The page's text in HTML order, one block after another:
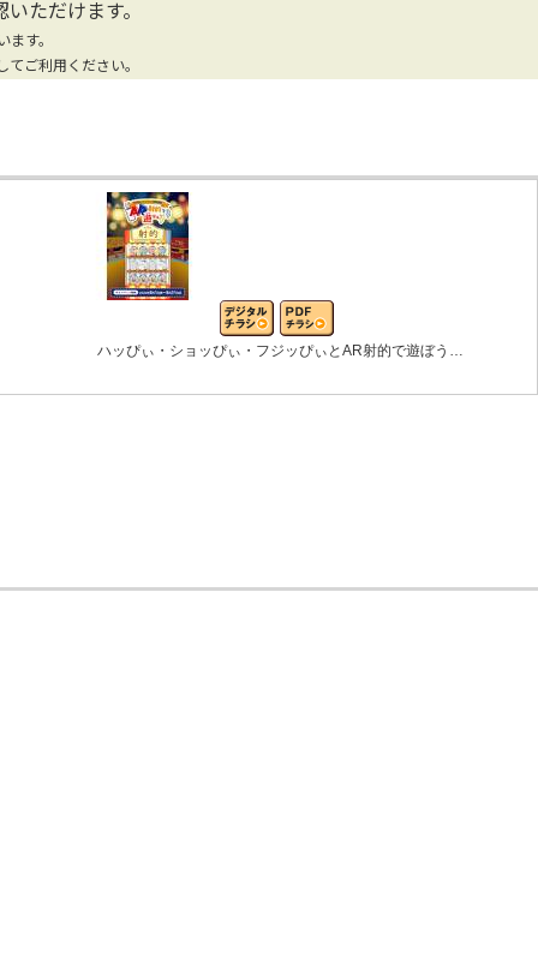
ただけます。
す。
ご利用ください。
ハッぴぃ・ショッぴぃ・フジッぴぃとAR射的で遊ぼう…